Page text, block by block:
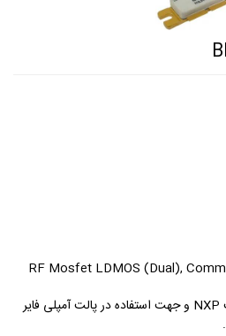
RF Mosfet LDMOS (Dual),
این ترانزیستور RF ساخت شرکت NXP و جهت استفاده در پالت آمپلی فایر